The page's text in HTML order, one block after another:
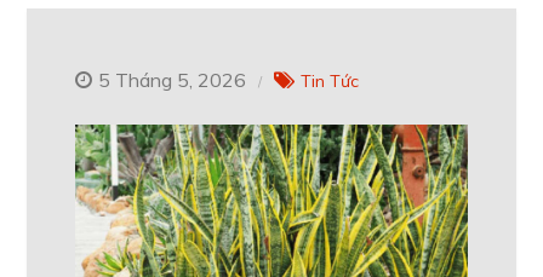
5 Tháng 5, 2026 Tin Tức